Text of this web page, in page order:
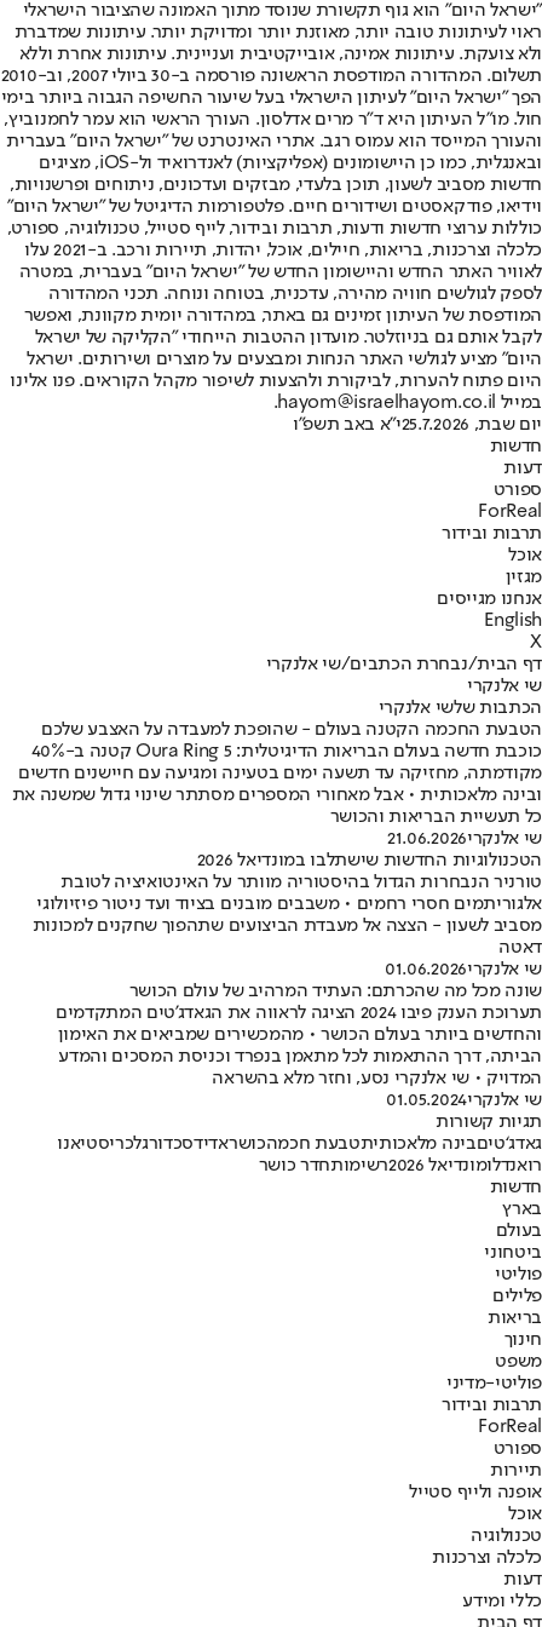
"ישראל היום" הוא גוף תקשורת שנוסד מתוך האמונה שהציבור הישראלי
ראוי לעיתונות טובה יותר, מאוזנת יותר ומדויקת יותר. עיתונות שמדברת
ולא צועקת. עיתונות אמינה, אובייקטיבית ועניינית. עיתונות אחרת וללא
תשלום. המהדורה המודפסת הראשונה פורסמה ב-30 ביולי 2007, וב-2010
הפך "ישראל היום" לעיתון הישראלי בעל שיעור החשיפה הגבוה ביותר בימי
חול. מו"ל העיתון היא ד"ר מרים אדלסון. העורך הראשי הוא עמר לחמנוביץ,
והעורך המייסד הוא עמוס רגב. אתרי האינטרנט של "ישראל היום" בעברית
ובאנגלית, כמו כן היישומונים (אפליקציות) לאנדרואיד ול-iOS, מציגים
חדשות מסביב לשעון, תוכן בלעדי, מבזקים ועדכונים, ניתוחים ופרשנויות,
וידיאו, פודקאסטים ושידורים חיים. פלטפורמות הדיגיטל של "ישראל היום"
כוללות ערוצי חדשות ודעות, תרבות ובידור, לייף סטייל, טכנולוגיה, ספורט,
כלכלה וצרכנות, בריאות, חיילים, אוכל, יהדות, תיירות ורכב. ב-2021 עלו
לאוויר האתר החדש והיישומון החדש של "ישראל היום" בעברית, במטרה
לספק לגולשים חוויה מהירה, עדכנית, בטוחה ונוחה. תכני המהדורה
המודפסת של העיתון זמינים גם באתר, במהדורה יומית מקוונת, ואפשר
לקבל אותם גם בניוזלטר. מועדון ההטבות הייחודי "הקליקה של ישראל
היום" מציע לגולשי האתר הנחות ומבצעים על מוצרים ושירותים. ישראל
היום פתוח להערות, לביקורת ולהצעות לשיפור מקהל הקוראים. פנו אלינו
במייל hayom@israelhayom.co.il.
יום שבת, 25.7.2026
י"א באב תשפ"ו
חדשות
דעות
ספורט
ForReal
תרבות ובידור
אוכל
מגזין
אנחנו מגייסים
English
X
דף הבית/נבחרת הכתבים/שי אלנקרי
שי אלנקרי
הכתבות שלשי אלנקרי
הטבעת החכמה הקטנה בעולם - שהופכת למעבדה על האצבע שלכם
כוכבת חדשה בעולם הבריאות הדיגיטלית: Oura Ring 5 קטנה ב-40%
מקודמתה, מחזיקה עד תשעה ימים בטעינה ומגיעה עם חיישנים חדשים
ובינה מלאכותית • אבל מאחורי המספרים מסתתר שינוי גדול שמשנה את
כל תעשיית הבריאות והכושר
שי אלנקרי21.06.2026
הטכנולוגיות החדשות שישתלבו במונדיאל 2026
טורניר הנבחרות הגדול בהיסטוריה מוותר על האינטואיציה לטובת
אלגוריתמים חסרי רחמים • משבבים מובנים בציוד ועד ניטור פיזיולוגי
מסביב לשעון - הצצה אל מעבדת הביצועים שתהפוך שחקנים למכונות
דאטה
שי אלנקרי01.06.2026
שונה מכל מה שהכרתם: העתיד המרהיב של עולם הכושר
תערוכת הענק פיבו 2024 הציגה לראווה את הגאדג'טים המתקדמים
והחדשים ביותר בעולם הכושר • מהמכשירים שמביאים את האימון
הביתה, דרך ההתאמות לכל מתאמן בנפרד וכניסת המסכים והמדע
המדויק • שי אלנקרי נסע, וחזר מלא בהשראה
שי אלנקרי01.05.2024
תגיות קשורות
גאדג‘טיםבינה מלאכותיתטבעת חכמהכושראדידסכדורגלכריסטיאנו
רואנדלומונדיאל 2026 רשימותחדר כושר
חדשות
בארץ
בעולם
ביטחוני
פוליטי
פלילים
בריאות
חינוך
משפט
פוליטי-מדיני
תרבות ובידור
ForReal
ספורט
תיירות
אופנה ולייף סטייל
אוכל
טכנולוגיה
כלכלה וצרכנות
דעות
כללי ומידע